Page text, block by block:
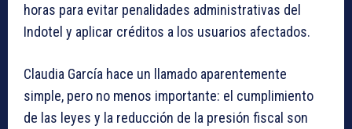
horas para evitar penalidades administrativas del
Indotel y aplicar créditos a los usuarios afectados.
Claudia García hace un llamado aparentemente
simple, pero no menos importante: el cumplimiento
de las leyes y la reducción de la presión fiscal son